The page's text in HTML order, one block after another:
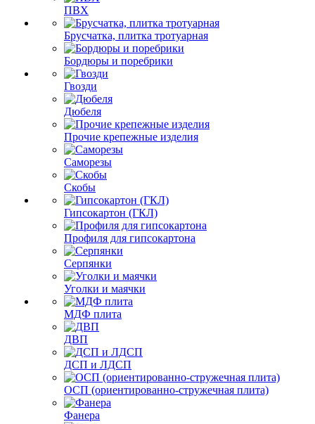
ПВХ
Брусчатка, плитка тротуарная
Бордюры и поребрики
Гвозди
Дюбеля
Прочие крепежные изделия
Саморезы
Скобы
Гипсокартон (ГКЛ)
Профиля для гипсокартона
Серпянки
Уголки и маячки
МДФ плита
ДВП
ДСП и ЛДСП
ОСП (ориентированно-стружечная плита)
Фанера